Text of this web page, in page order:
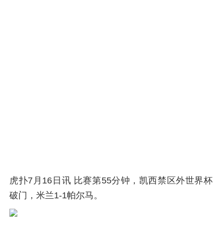
虎扑7月16日讯 比赛第55分钟，凯西禁区外世界杯
破门，米兰1-1帕尔马。